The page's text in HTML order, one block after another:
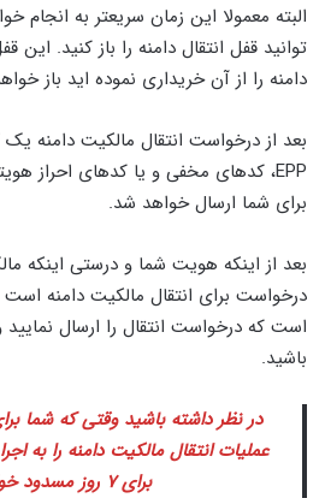
البته معمولا این زمان سریعتر به انجام
توانید قفل انتقال دامنه را باز کنید.
دامنه را از آن خریداری نموده اید باز
بعد از درخواست انتقال مالکیت دامنه یک
برای شما ارسال خواهد شد.
بعد از اینکه هویت شما و درستی اینکه
درخواست برای انتقال مالکیت دامنه
است که درخواست انتقال را ارسال
باشید.
در نظر داشته باشید وقتی که شما
عملیات انتقال مالکیت دامنه را به
برای ۷ روز مسدود خواهد بود